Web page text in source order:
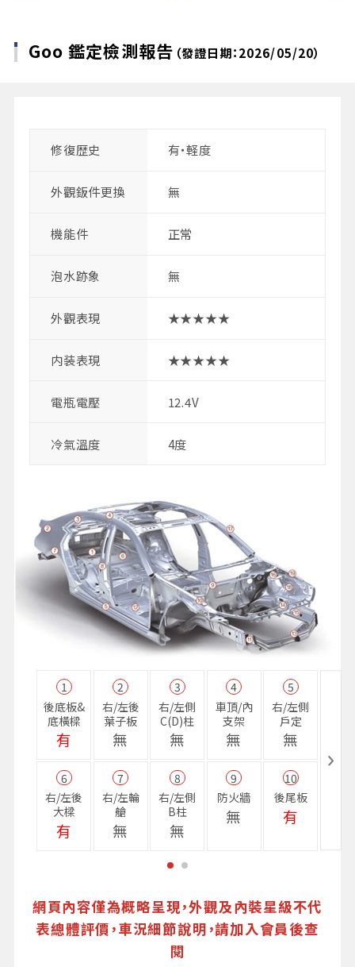
Goo 鑑定檢測報告 （發證日期：2026/05/20）
修復歴史 有・軽度
外觀鈑件更換 無
機能件 正常
泡水跡象 無
外觀表現 ★★★★★
内装表現 ★★★★★
電瓶電壓 12.4V
冷氣溫度 4度
1
後底板&
底橫樑
有
2
右/左後
葉子板
無
3
右/左側
C(D)柱
無
4
車頂/內
支架
無
5
右/左側
戶定
無
6
右/左後
大樑
有
7
右/左輪
艙
無
8
右/左側
B柱
無
9
防火牆
無
10
後尾板
有
網頁內容僅為概略呈現，外觀及內裝星級不代
表總體評價，車況細節說明，請加入會員後查
閱